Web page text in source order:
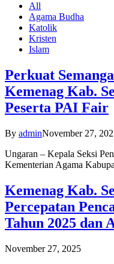
All
Agama Budha
Katolik
Kristen
Islam
Perkuat
Kemenag Kab.
Peserta PAI Fair
By adminNovember 27,
Ungaran – Kepala Seksi
Kementerian Agama
Kemenag Kab.
Percepatan
Tahun 2025 dan
November 27, 2025